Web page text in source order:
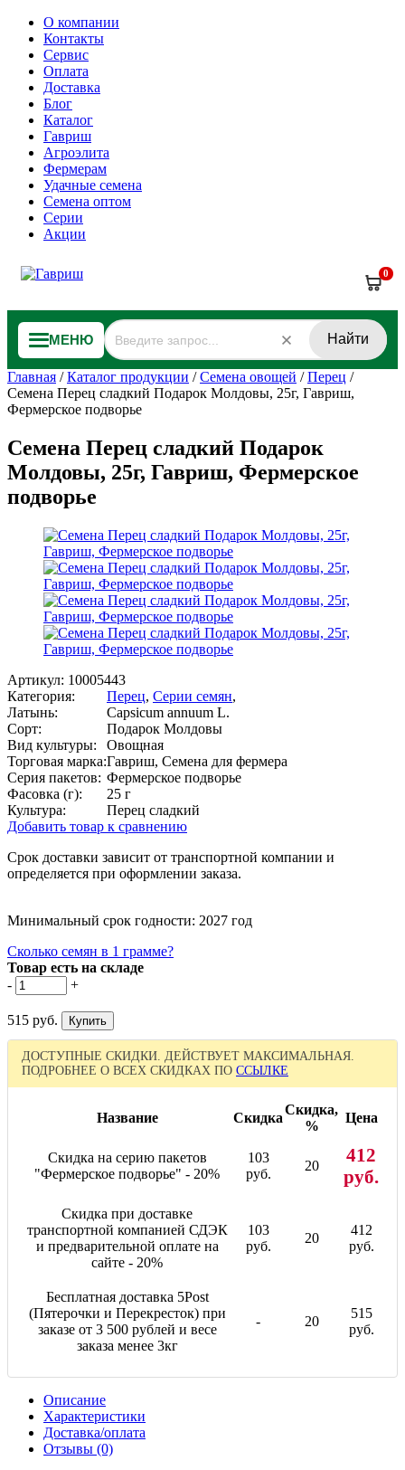
О компании
Контакты
Сервис
Оплата
Доставка
Блог
Каталог
Гавриш
Агроэлита
Фермерам
Удачные семена
Семена оптом
Серии
Акции
0
МЕНЮ Найти
Главная /Каталог продукции /Семена овощей /Перец /
Семена Перец сладкий Подарок Молдовы, 25г, Гавриш,
Фермерское подворье
Семена Перец сладкий Подарок
Молдовы, 25г, Гавриш, Фермерское
подворье
Артикул: 10005443
Категория:
Перец, Серии семян,
Латынь:
Capsicum annuum L.
Сорт:
Подарок Молдовы
Вид культуры:
Овощная
Торговая марка:Гавриш, Семена для фермера
Серия пакетов: Фермерское подворье
Фасовка (г):
25 г
Культура:
Перец сладкий
Добавить товар к сравнению
Срок доставки зависит от транспортной компании и
определяется при оформлении заказа.
Минимальный срок годности: 2027 год
Сколько семян в 1 грамме?
Товар есть на складе
-
+
515 руб.
ДОСТУПНЫЕ СКИДКИ. ДЕЙСТВУЕТ МАКСИМАЛЬНАЯ.
ПОДРОБНЕЕ О ВСЕХ СКИДКАХ ПО ССЫЛКЕ
Название Скидка
Скидка,
%
Цена
Скидка на серию пакетов
"Фермерское подворье" - 20%
103
руб.
20
412
руб.
Скидка при доставке
транспортной компанией СДЭК
и предварительной оплате на
сайте - 20%
103
руб.
20
412
руб.
Бесплатная доставка 5Post
(Пятерочки и Перекресток) при
заказе от 3 500 рублей и весе
заказа менее 3кг
- 20
515
руб.
Описание
Характеристики
Доставка/оплата
Отзывы (0)